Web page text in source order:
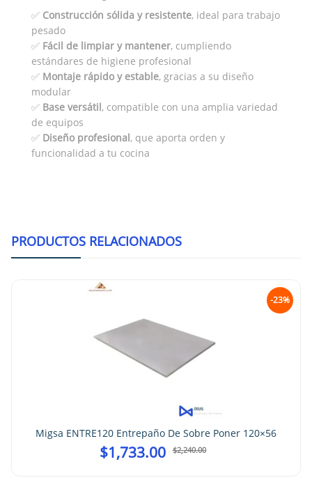
✅ Construcción sólida y resistente, ideal para trabajo
pesado
✅ Fácil de limpiar y mantener, cumpliendo
estándares de higiene profesional
✅ Montaje rápido y estable, gracias a su diseño
modular
✅ Base versátil, compatible con una amplia variedad
de equipos
✅ Diseño profesional, que aporta orden y
funcionalidad a tu cocina
PRODUCTOS RELACIONADOS
-23%
Migsa ENTRE120 Entrepaño De Sobre Poner 120×56
$2,240.00
$1,733.00